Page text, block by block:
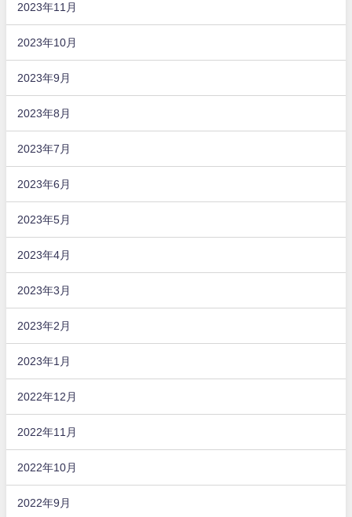
2023年11月
2023年10月
2023年9月
2023年8月
2023年7月
2023年6月
2023年5月
2023年4月
2023年3月
2023年2月
2023年1月
2022年12月
2022年11月
2022年10月
2022年9月